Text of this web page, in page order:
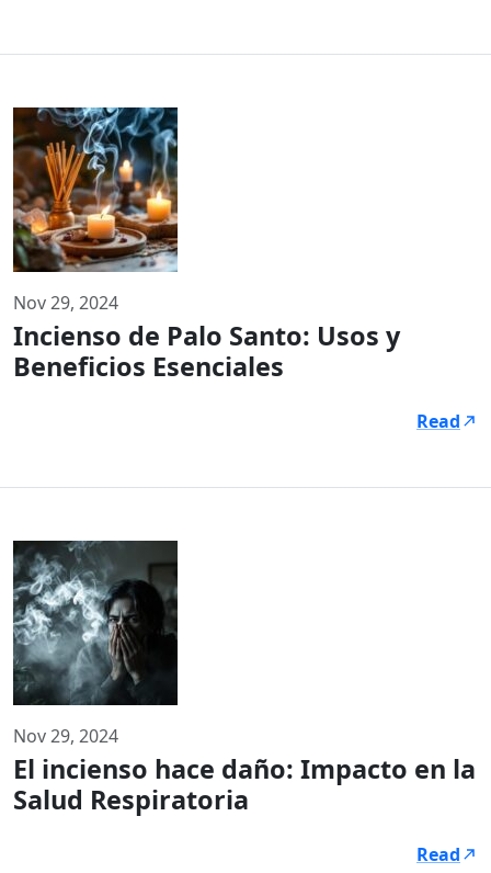
Nov 29, 2024
Incienso de Palo Santo: Usos y
Beneficios Esenciales
Read
Nov 29, 2024
El incienso hace daño: Impacto en la
Salud Respiratoria
Read